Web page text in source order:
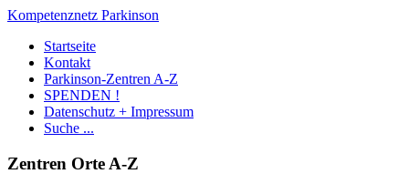
Kompetenznetz Parkinson
Startseite
Kontakt
Parkinson-Zentren A-Z
SPENDEN !
Datenschutz + Impressum
Suche ...
Zentren Orte A-Z